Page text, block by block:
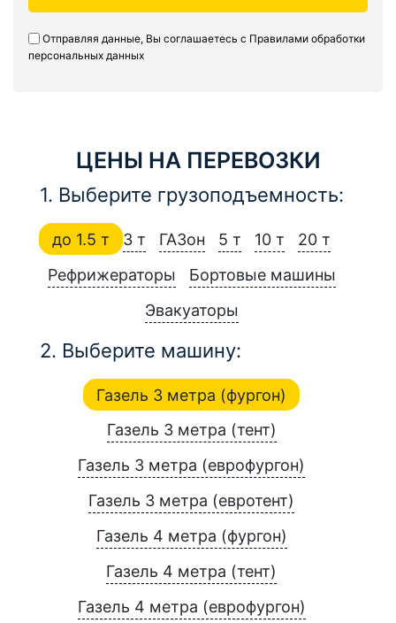
Отправляя данные, Вы соглашаетесь с Правилами обработки
персональных данных
ЦЕНЫ НА ПЕРЕВОЗКИ
1. Выберите грузоподъемность:
до 1.5 т 3 т ГАЗон 5 т 10 т
20 т
Рефрижераторы
Бортовые машины
Эвакуаторы
2. Выберите машину:
Газель 3 метра (фургон)
Газель 3 метра (тент)
Газель 3 метра (еврофургон)
Газель 3 метра (евротент)
Газель 4 метра (фургон)
Газель 4 метра (тент)
Газель 4 метра (еврофургон)